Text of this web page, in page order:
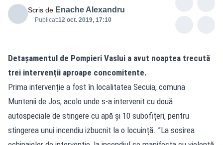
Scris de Enache Alexandru
Publicat:12 oct. 2019, 17:10
Detașamentul de Pompieri Vaslui a avut noaptea trecută
trei intervenții aproape concomitente.
Prima intervenție a fost în localitatea Secuia, comuna
Muntenii de Jos, acolo unde s-a intervenit cu două
autospeciale de stingere cu apă și 10 subofițeri, pentru
stingerea unui incendiu izbucnit la o locuință. ”La sosirea